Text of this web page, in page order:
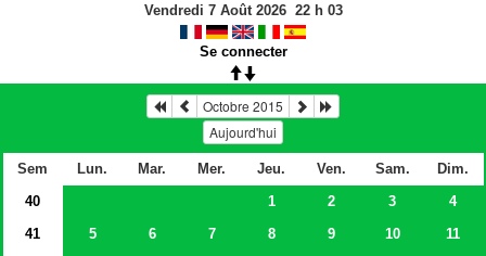
Vendredi 7 Août 2026 22h 03
Se connecter
Octobre 2015
Aujourd'hui
Sem Lun. Mar. Mer. Jeu. Ven. Sam.
Dim.
40
1 2 3
4
41
5 6 7 8 9 10
11